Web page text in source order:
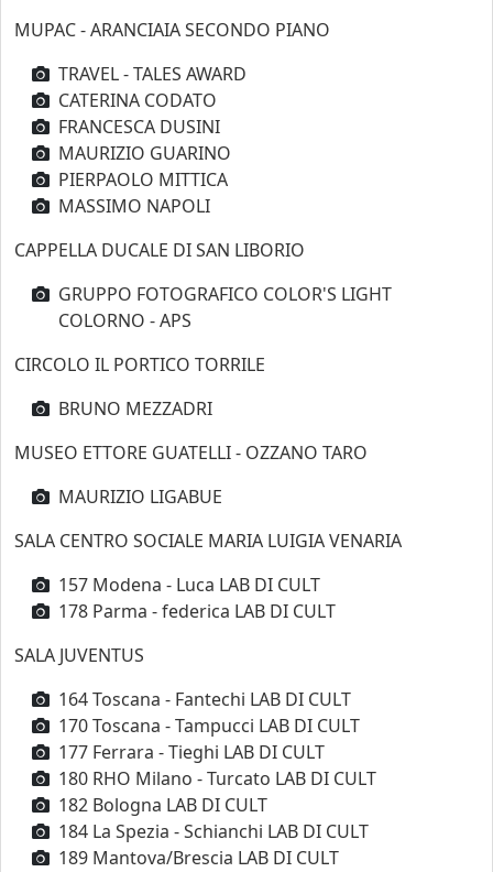
MUPAC - ARANCIAIA SECONDO PIANO
TRAVEL - TALES AWARD
CATERINA CODATO
FRANCESCA DUSINI
MAURIZIO GUARINO
PIERPAOLO MITTICA
MASSIMO NAPOLI
CAPPELLA DUCALE DI SAN LIBORIO
GRUPPO FOTOGRAFICO COLOR'S LIGHT
COLORNO - APS
CIRCOLO IL PORTICO TORRILE
BRUNO MEZZADRI
MUSEO ETTORE GUATELLI - OZZANO TARO
MAURIZIO LIGABUE
SALA CENTRO SOCIALE MARIA LUIGIA VENARIA
157 Modena - Luca LAB DI CULT
178 Parma - federica LAB DI CULT
SALA JUVENTUS
164 Toscana - Fantechi LAB DI CULT
170 Toscana - Tampucci LAB DI CULT
177 Ferrara - Tieghi LAB DI CULT
180 RHO Milano - Turcato LAB DI CULT
182 Bologna LAB DI CULT
184 La Spezia - Schianchi LAB DI CULT
189 Mantova/Brescia LAB DI CULT